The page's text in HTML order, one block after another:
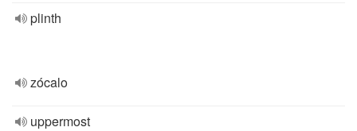
plinth
zócalo
uppermost